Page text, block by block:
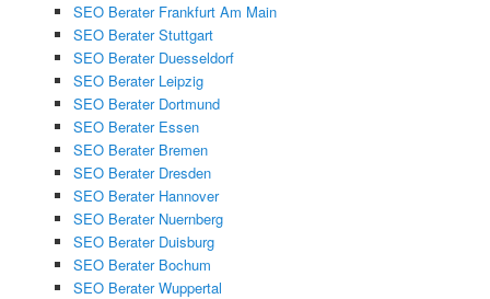
SEO Berater Frankfurt Am Main
SEO Berater Stuttgart
SEO Berater Duesseldorf
SEO Berater Leipzig
SEO Berater Dortmund
SEO Berater Essen
SEO Berater Bremen
SEO Berater Dresden
SEO Berater Hannover
SEO Berater Nuernberg
SEO Berater Duisburg
SEO Berater Bochum
SEO Berater Wuppertal